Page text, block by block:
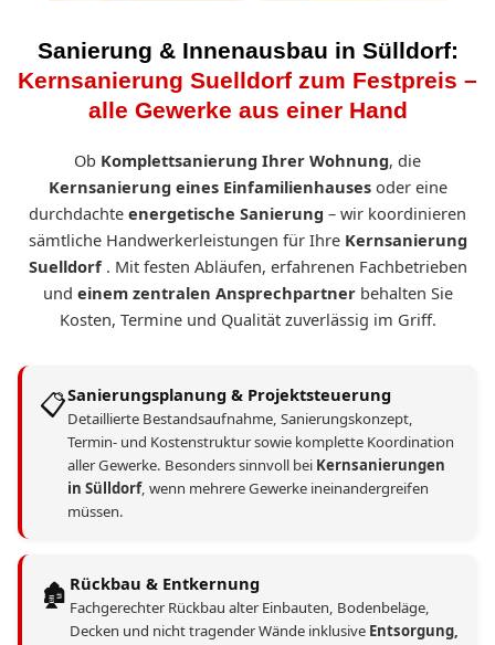
Sanierung & Innenausbau in Sülldorf:
Kernsanierung Suelldorf zum Festpreis –
alle Gewerke aus einer Hand
Ob Komplettsanierung Ihrer Wohnung, die
Kernsanierung eines Einfamilienhausesoder eine
durchdachte energetische Sanierung – wir koordinieren
sämtliche Handwerkerleistungen für Ihre Kernsanierung
Suelldorf . Mit festen Abläufen, erfahrenen Fachbetrieben
und einem zentralen Ansprechpartnerbehalten Sie
Kosten, Termine und Qualität zuverlässig im Griff.
📋Sanierungsplanung & Projektsteuerung
Detaillierte Bestandsaufnahme, Sanierungskonzept,
Termin- und Kostenstruktur sowie komplette Koordination
aller Gewerke. Besonders sinnvoll bei Kernsanierungen
in Sülldorf, wenn mehrere Gewerke ineinandergreifen
müssen.
🏚️ Rückbau & Entkernung
Fachgerechter Rückbau alter Einbauten, Bodenbeläge,
Decken und nicht tragender Wände inklusive Entsorgung,